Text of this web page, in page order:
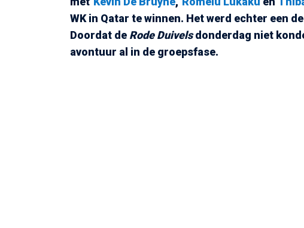
WK in Qatar te winnen. Het werd echter een
Doordat de Rode Duivelsdonderdag niet
avontuur al in de groepsfase.